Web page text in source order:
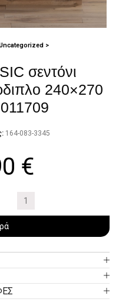
σεντόνι
240×270
164-083-3345
€